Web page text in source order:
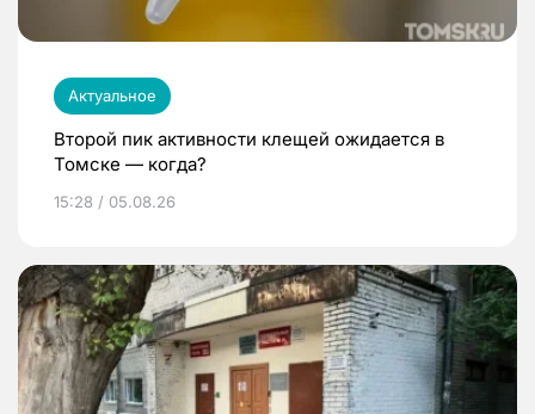
Актуальное
Второй пик активности клещей ожидается в
Томске — когда?
15:28 / 05.08.26